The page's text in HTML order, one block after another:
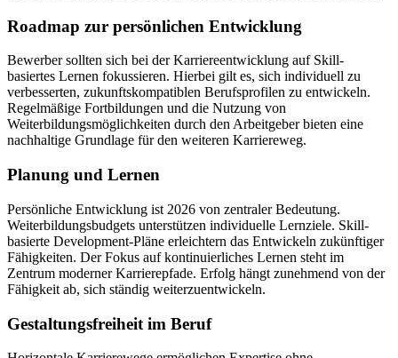
Roadmap zur persönlichen Entwicklung
Bewerber sollten sich bei der Karriereentwicklung auf Skill-
basiertes Lernen fokussieren. Hierbei gilt es, sich individuell zu
verbesserten, zukunftskompatiblen Berufsprofilen zu entwickeln.
Regelmäßige Fortbildungen und die Nutzung von
Weiterbildungsmöglichkeiten durch den Arbeitgeber bieten eine
nachhaltige Grundlage für den weiteren Karriereweg.
Planung und Lernen
Persönliche Entwicklung ist 2026 von zentraler Bedeutung.
Weiterbildungsbudgets unterstützen individuelle Lernziele. Skill-
basierte Development-Pläne erleichtern das Entwickeln zukünftiger
Fähigkeiten. Der Fokus auf kontinuierliches Lernen steht im
Zentrum moderner Karrierepfade. Erfolg hängt zunehmend von der
Fähigkeit ab, sich ständig weiterzuentwickeln.
Gestaltungsfreiheit im Beruf